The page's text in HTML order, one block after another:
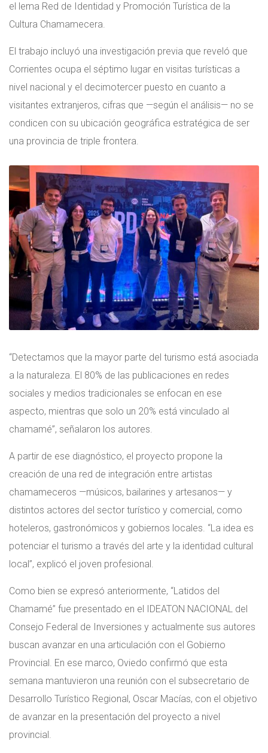
el lema Red de Identidad y Promoción Turística de la
Cultura Chamamecera.
El trabajo incluyó una investigación previa que reveló que
Corrientes ocupa el séptimo lugar en visitas turísticas a
nivel nacional y el decimotercer puesto en cuanto a
visitantes extranjeros, cifras que —según el análisis— no se
condicen con su ubicación geográfica estratégica de ser
una provincia de triple frontera.
“Detectamos que la mayor parte del turismo está asociada
a la naturaleza. El 80% de las publicaciones en redes
sociales y medios tradicionales se enfocan en ese
aspecto, mientras que solo un 20% está vinculado al
chamamé”, señalaron los autores.
A partir de ese diagnóstico, el proyecto propone la
creación de una red de integración entre artistas
chamameceros —músicos, bailarines y artesanos— y
distintos actores del sector turístico y comercial, como
hoteleros, gastronómicos y gobiernos locales. “La idea es
potenciar el turismo a través del arte y la identidad cultural
local”, explicó el joven profesional.
Como bien se expresó anteriormente, “Latidos del
Chamamé” fue presentado en el IDEATON NACIONAL del
Consejo Federal de Inversiones y actualmente sus autores
buscan avanzar en una articulación con el Gobierno
Provincial. En ese marco, Oviedo confirmó que esta
semana mantuvieron una reunión con el subsecretario de
Desarrollo Turístico Regional, Oscar Macías, con el objetivo
de avanzar en la presentación del proyecto a nivel
provincial.